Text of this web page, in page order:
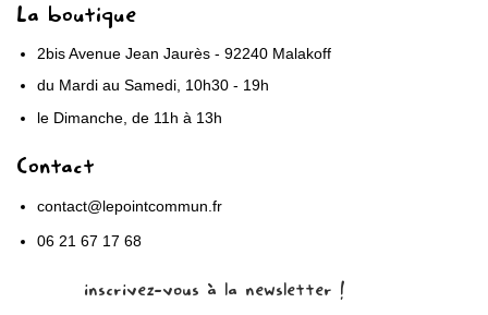
La boutique
2bis Avenue Jean Jaurès - 92240 Malakoff
du Mardi au Samedi, 10h30 - 19h
le Dimanche, de 11h à 13h
Contact
contact@lepointcommun.fr
06 21 67 17 68
inscrivez-vous à la newsletter !